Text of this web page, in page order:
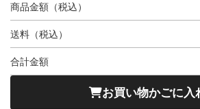
商品金額（税込）
送料（税込）
合計金額
お買い物かごに入